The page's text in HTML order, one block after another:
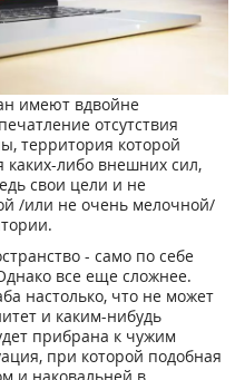
имеют вдвойне
отсутствия
территория которой
каких-либо внешних сил,
свои цели и не
/или не очень мелочной/
- само по себе
все еще сложнее.
настолько, что не может
и каким-нибудь
прибрана к чужим
при которой подобная